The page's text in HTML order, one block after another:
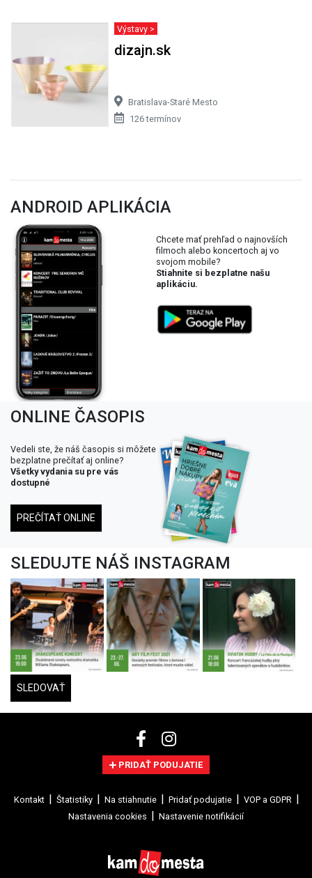
Výstavy >
dizajn.sk
Bratislava-Staré Mesto
126 termínov
ANDROID APLIKÁCIA
Chcete mať prehľad o najnovších
filmoch alebo koncertoch aj vo
svojom mobile?
Stiahnite si bezplatne našu
aplikáciu.
ONLINE ČASOPIS
Vedeli ste, že náš časopis si môžete
bezplatne prečítať aj online?
Všetky vydania su pre vás
dostupné
PREČÍTAŤ ONLINE
SLEDUJTE NÁŠ INSTAGRAM
SLEDOVAŤ
PRIDAŤ PODUJATIE
Kontakt Štatistiky Na stiahnutie Pridať podujatie
VOP a GDPR
Nastavenia cookies
Nastavenie notifikácií